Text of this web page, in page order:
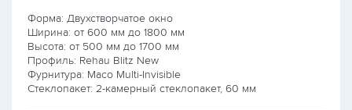
Форма: Двухстворчатое окно
Ширина: от 600 мм до 1800 мм
Высота: от 500 мм до 1700 мм
Профиль: Rehau Blitz New
Фурнитура: Maco Multi-Invisible
Стеклопакет: 2-камерный стеклопакет, 60 мм